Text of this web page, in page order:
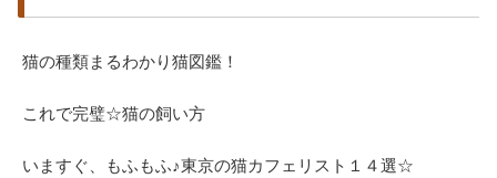
猫の種類まるわかり猫図鑑！
これで完璧☆猫の飼い方
いますぐ、もふもふ♪東京の猫カフェリスト１４選☆